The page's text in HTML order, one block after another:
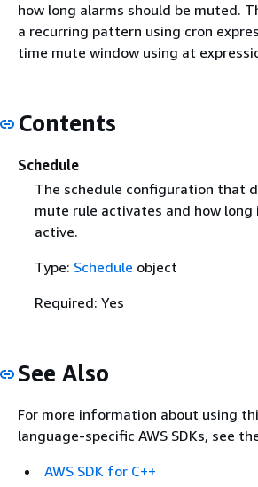
how long alarms should be muted.
a recurring pattern using cron
time mute window using at
Contents
Schedule
The schedule configuration that
mute rule activates and how long
active.
Type: Schedule object
Required: Yes
See Also
For more information about using
language-specific AWS SDKs, see
AWS SDK for C++